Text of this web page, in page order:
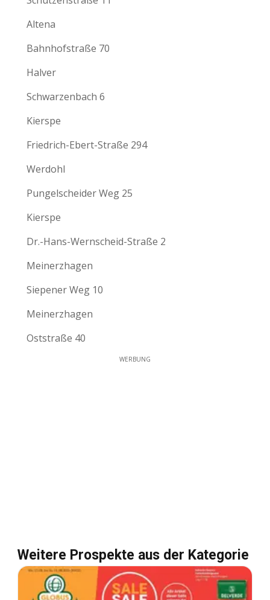
Altena
Bahnhofstraße 70
Halver
Schwarzenbach 6
Kierspe
Friedrich-Ebert-Straße 294
Werdohl
Pungelscheider Weg 25
Kierspe
Dr.-Hans-Wernscheid-Straße 2
Meinerzhagen
Siepener Weg 10
Meinerzhagen
Oststraße 40
WERBUNG
Weitere Prospekte aus der Kategorie